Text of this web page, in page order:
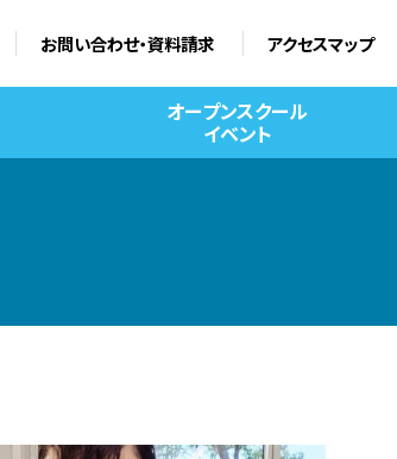
オープンスクール
イベント
お問い合わせ・資料請求 アクセスマップ